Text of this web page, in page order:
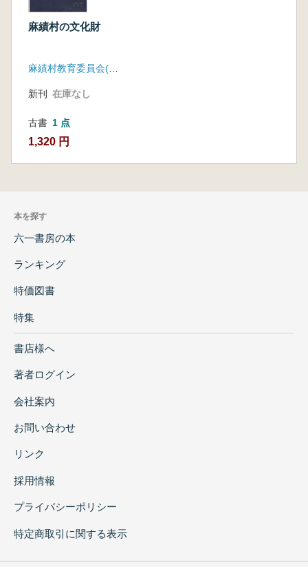
麻績村の文化財
新刊 在庫なし
古書 1 点
1,320 円
本を探す
六一書房の本
ランキング
特価図書
特集
書店様へ
著者ログイン
会社案内
お問い合わせ
リンク
採用情報
プライバシーポリシー
特定商取引に関する表示